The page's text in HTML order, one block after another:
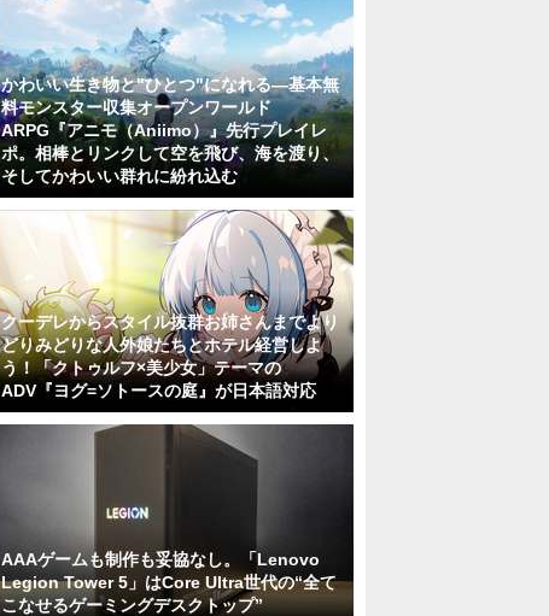
かわいい生き物と"ひとつ"になれる―基本無
料モンスター収集オープンワールド
ARPG『アニモ（Aniimo）』先行プレイレ
ポ。相棒とリンクして空を飛び、海を渡り、
そしてかわいい群れに紛れ込む
クーデレからスタイル抜群お姉さんまでより
どりみどりな人外娘たちとホテル経営しよ
う！「クトゥルフ×美少女」テーマの
ADV『ヨグ=ソトースの庭』が日本語対応
AAAゲームも制作も妥協なし。「Lenovo
Legion Tower 5」はCore Ultra世代の“全て
こなせるゲーミングデスクトップ”